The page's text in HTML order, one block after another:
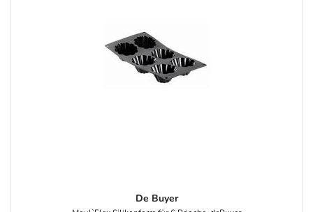
De Buyer